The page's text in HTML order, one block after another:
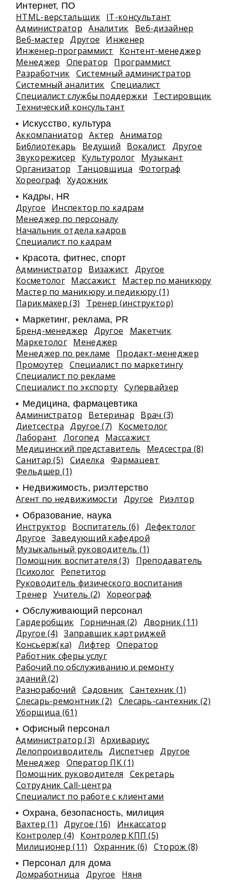
Интернет, ПО
HTML-верстальщик IT-консультант
Администратор
Аналитик
Веб-дизайнер
Веб-мастер
Другое
Инженер
Инженер-программист
Контент-менеджер
Менеджер
Оператор
Программист
Разработчик Системный администратор
Системный аналитик Специалист
Специалист службы поддержки
Тестировщик
Технический консультант
Искусство, культура
Аккомпаниатор Актер
Аниматор
Библиотекарь
Ведущий Вокалист
Другое
Звукорежисер
Культуролог
Музыкант
Организатор
Танцовщица
Фотограф
Хореограф
Художник
Кадры, HR
Другое
Инспектор по кадрам
Менеджер по персоналу
Начальник отдела кадров
Специалист по кадрам
Красота, фитнес, спорт
Администратор Визажист
Другое
Косметолог Массажист
Мастер по маникюру
Мастер по маникюру и педикюру (1)
Парикмахер (3)
Тренер (инструктор)
Маркетинг, реклама, PR
Бренд-менеджер Другое
Макетчик
Маркетолог Менеджер
Менеджер по рекламе
Продакт-менеджер
Промоутер
Специалист по маркетингу
Специалист по рекламе
Специалист по экспорту Супервайзер
Медицина, фармацевтика
Администратор Ветеринар
Врач (3)
Диетсестра
Другое (7)
Косметолог
Лаборант
Логопед
Массажист
Медицинский представитель
Медсестра (8)
Санитар (5)
Сиделка
Фармацевт
Фельдшер (1)
Недвижимость, риэлтeрство
Агент по недвижимости Другое Риэлтор
Образование, наука
Инструктор Воспитатель (6) Дефектолог
Другое Заведующий кафедрой
Музыкальный руководитель (1)
Помощник воспитателя (3)
Преподаватель
Психолог
Репетитор
Руководитель физического воспитания
Тренер Учитель (2) Хореограф
Обслуживающий персонал
Гардеробщик Горничная (2)
Дворник (11)
Другое (4)
Заправщик картриджей
Консьерж(ка)
Лифтер
Оператор
Работник сферы услуг
Рабочий по обслуживанию и ремонту
зданий (2)
Разнорабочий
Садовник Сантехник (1)
Слесарь-ремонтник (2)
Слесарь-сантехник (2)
Уборщица (61)
Офисный персонал
Администратор (3)
Архивариус
Делопроизводитель
Диспетчер
Другое
Менеджер
Оператор ПК (1)
Помощник руководителя
Секретарь
Сотрудник Call-центра
Специалист по работе с клиентами
Охрана, безопасность, милиция
Вахтер (1) Другое (16)
Инкассатор
Контролер (4)
Контролер КПП (5)
Милиционер (11)
Охранник (6) Сторож (8)
Персонал для дома
Домработница Другое
Няня